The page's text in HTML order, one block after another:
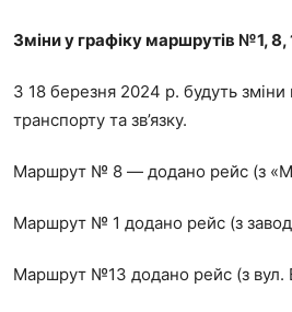
Зміни у графіку маршрутів №1, 8,
З 18 березня 2024 р. будуть
транспорту та зв’язку.
Маршрут № 8 ― додано рейс (з
Маршрут № 1 додано рейс (з
Маршрут №13 додано рейс (з вул.